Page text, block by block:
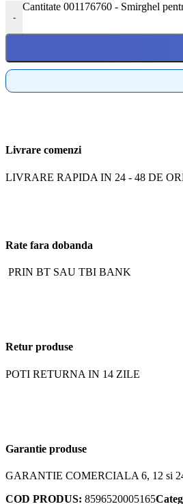
-
Cantitate 001176760 - Smirghel
Livrare comenzi
LIVRARE RAPIDA IN 24 - 48 DE
Rate fara dobanda
PRIN BT SAU TBI BANK
Retur produse
POTI RETURNA IN 14 ZILE
Garantie produse
GARANTIE COMERCIALA 6, 12 si
COD PRODUS: 8596520005165